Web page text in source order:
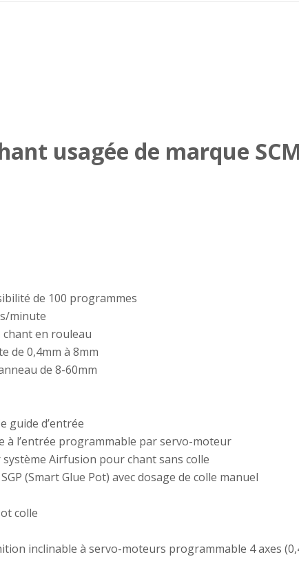
usagée de marque
de 100 programmes
minute
chant en rouleau
de 0,4mm à 8mm
de 8-60mm
guide d’entrée
à l’entrée programmable par servo-moteur
Airfusion pour chant sans colle
(Smart Glue Pot) avec dosage de colle manuel
colle
inclinable à servo-moteurs programmable 4 axes